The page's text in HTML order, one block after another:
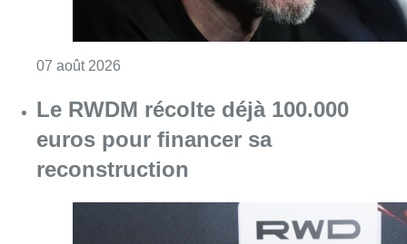
07 août 2026
Le RWDM récolte déjà 100.000
euros pour financer sa
reconstruction